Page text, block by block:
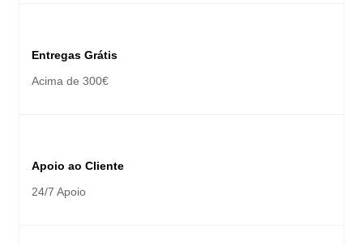
Entregas Grátis
Acima de 300€
Apoio ao Cliente
24/7 Apoio